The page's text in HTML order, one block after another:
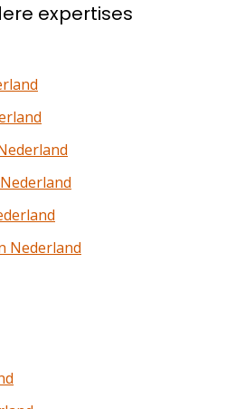
expertises
Nederland